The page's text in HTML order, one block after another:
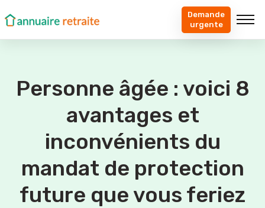
Demande
urgente
Personne âgée : voici 8
avantages et
inconvénients du
mandat de protection
future que vous feriez